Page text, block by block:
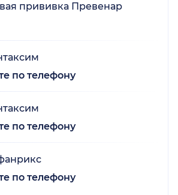
прививка Превенар
по телефону
по телефону
по телефону